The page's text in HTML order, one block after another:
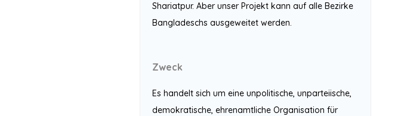
Shariatpur. Aber unser Projekt kann auf alle Bezirke
Bangladeschs ausgeweitet werden.
Zweck
Es handelt sich um eine unpolitische, unparteiische,
demokratische, ehrenamtliche Organisation für